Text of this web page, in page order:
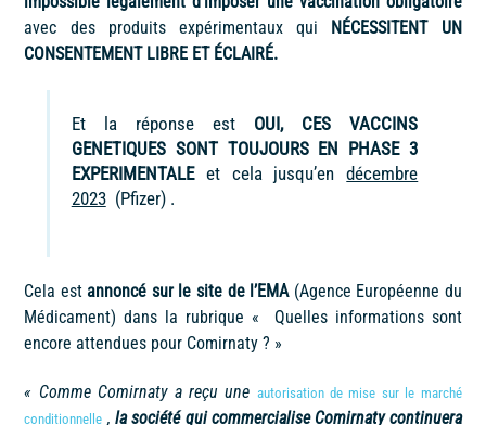
avec des produits expérimentaux qui NÉCESSITENT UN
CONSENTEMENT LIBRE ET ÉCLAIRÉ.
Et la réponse est OUI, CES VACCINS
GENETIQUES SONT TOUJOURS EN PHASE 3
EXPERIMENTALEet cela jusqu’endécembre
2023(Pfizer) .
Cela est annoncé sur le site de l’EMA(Agence Européenne du
Médicament) dans la rubrique « Quelles informations sont
encore attendues pour Comirnaty ? »
« Comme Comirnaty a reçu une autorisation de mise sur le marché
conditionnelle ,la société qui commercialise Comirnaty continuera